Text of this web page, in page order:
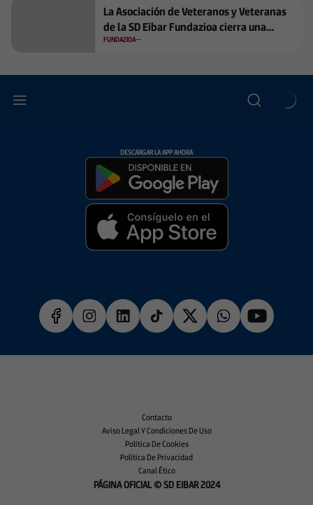
La Asociación de Veteranos y Veteranas
de la SD Eibar Fundazioa cierra una
temporada de intensa actividad social,
FUNDAZIOA
DESCARGAR LA APP AHORA
Contacto
Aviso Legal Y Condiciones De Uso
Política De Cookies
Política De Privacidad
Canal Ético
PÁGINA OFICIAL © SD EIBAR 2024